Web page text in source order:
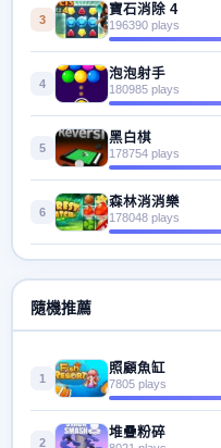
3
寶石消除 4
196390 plays
4
泡泡射手
180985 plays
5
黑白棋
178754 plays
6
森林消消樂
178048 plays
隨機推薦
1
照顧魚缸
7805 plays
2
堆疊粉碎